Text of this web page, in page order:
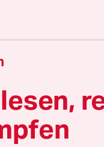
geworden
Solidarität.
eine starke
deshalb mit